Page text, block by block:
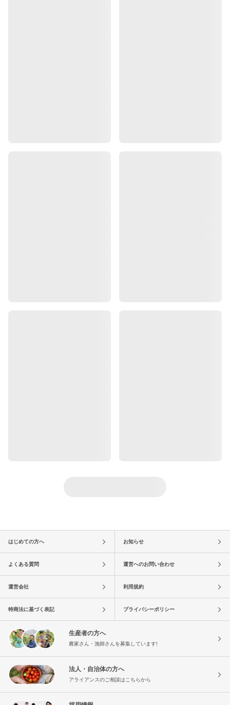
はじめての方へ お知らせ
よくある質問 運営へのお問い合わせ
運営会社 利用規約
特商法に基づく表記 プライバシーポリシー
生産者の方へ
農家さん・漁師さんを募集しています!
法人・自治体の方へ
アライアンスのご相談はこちらから